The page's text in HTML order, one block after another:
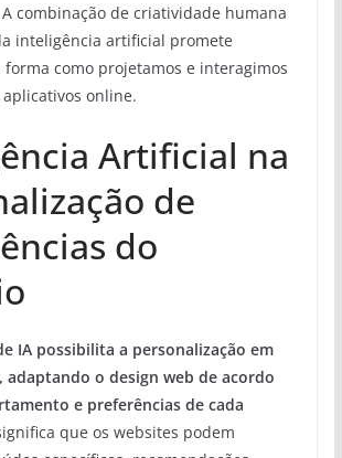
combinação de criatividade humana
inteligência artificial promete
forma como projetamos e interagimos
online.
Artificial na
de
do
IA possibilita a personalização em
adaptando o design web de acordo
e preferências de cada
que os websites podem